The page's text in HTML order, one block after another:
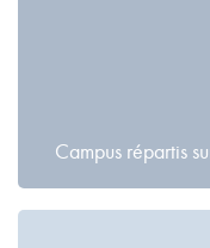
Campus répartis